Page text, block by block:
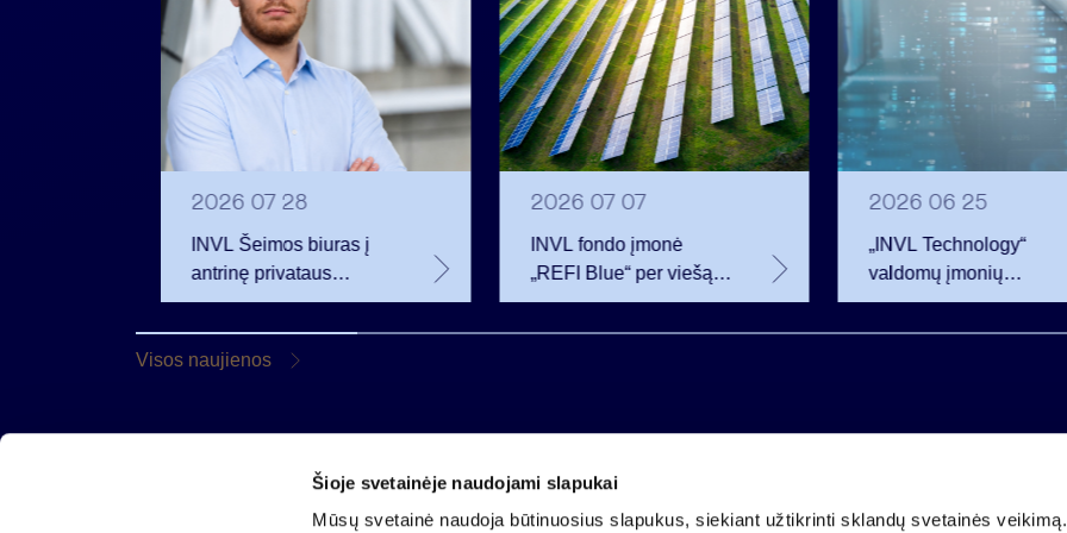
Šioje svetainėje naudojami slapukai
Mūsų svetainė naudoja būtinuosius slapukus, siekiant užtikrinti sklandų svetainės
2026 07 28
INVL Šeimos biuras į
antrinę privataus
kapitalo rinką
investuojantį fondą
pritraukė 17,4 mln. JAV
2026 07 07
INVL fondo įmonė
„REFI Blue“ per viešą
obligacijų emisiją
pritraukė 12 mln. eurų –
2026 06 25
„INVL Technology“
valdomų įmonių
darbuotojai realizavo
opcionus ir tapo
Visos naujienos
Įmonės kodas 121304349